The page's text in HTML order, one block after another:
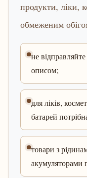
продукти, ліки,
обмеженим
не
описом;
для ліків,
батарей
товари з
акумуляторами